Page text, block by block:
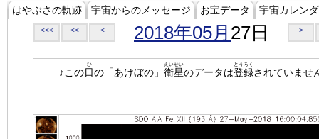
はやぶさの軌跡 宇宙からのメッセージ お宝データ 宇宙カレン
<<< << < 2018年05月 27日 >
♪この日
ひ
の「あけぼの」 衛星
えいせい
のデータは登録
とうろく
されていませ